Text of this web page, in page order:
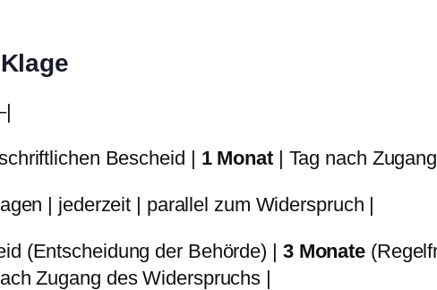
Bescheid | 1 Monat| Tag nach
| jederzeit | parallel zum Widerspruch |
(Entscheidung der Behörde) | 3 Monate
Zugang des Widerspruchs |